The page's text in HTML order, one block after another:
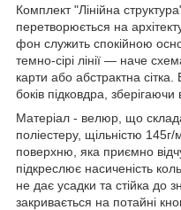
Комплект "Лінійна
перетворюється на
фон служить спокійною
темно-сірі лінії — наче
карти або абстрактна
боків підковдра, зберігаючи
Матеріал - велюр, що
поліестеру, щільністю
поверхню, яка приємно
підкреслює насиченість
не дає усадки та стійка до
закривається на потайні